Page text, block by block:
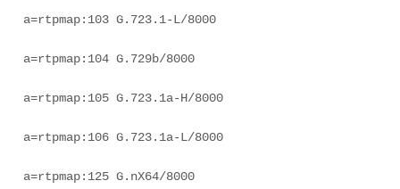
a=rtpmap:103 G.723.1-L/8000
a=rtpmap:104 G.729b/8000
a=rtpmap:105 G.723.1a-H/8000
a=rtpmap:106 G.723.1a-L/8000
a=rtpmap:125 G.nX64/8000